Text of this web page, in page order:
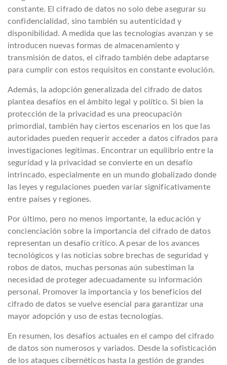
constante. El cifrado de datos no solo debe asegurar su
confidencialidad, sino también su autenticidad y
disponibilidad. A medida que las tecnologías avanzan y se
introducen nuevas formas de almacenamiento y
transmisión de datos, el cifrado también debe adaptarse
para cumplir con estos requisitos en constante evolución.
Además, la adopción generalizada del cifrado de datos
plantea desafíos en el ámbito legal y político. Si bien la
protección de la privacidad es una preocupación
primordial, también hay ciertos escenarios en los que las
autoridades pueden requerir acceder a datos cifrados para
investigaciones legítimas. Encontrar un equilibrio entre la
seguridad y la privacidad se convierte en un desafío
intrincado, especialmente en un mundo globalizado donde
las leyes y regulaciones pueden variar significativamente
entre países y regiones.
Por último, pero no menos importante, la educación y
concienciación sobre la importancia del cifrado de datos
representan un desafío crítico. A pesar de los avances
tecnológicos y las noticias sobre brechas de seguridad y
robos de datos, muchas personas aún subestiman la
necesidad de proteger adecuadamente su información
personal. Promover la importancia y los beneficios del
cifrado de datos se vuelve esencial para garantizar una
mayor adopción y uso de estas tecnologías.
En resumen, los desafíos actuales en el campo del cifrado
de datos son numerosos y variados. Desde la sofisticación
de los ataques cibernéticos hasta la gestión de grandes